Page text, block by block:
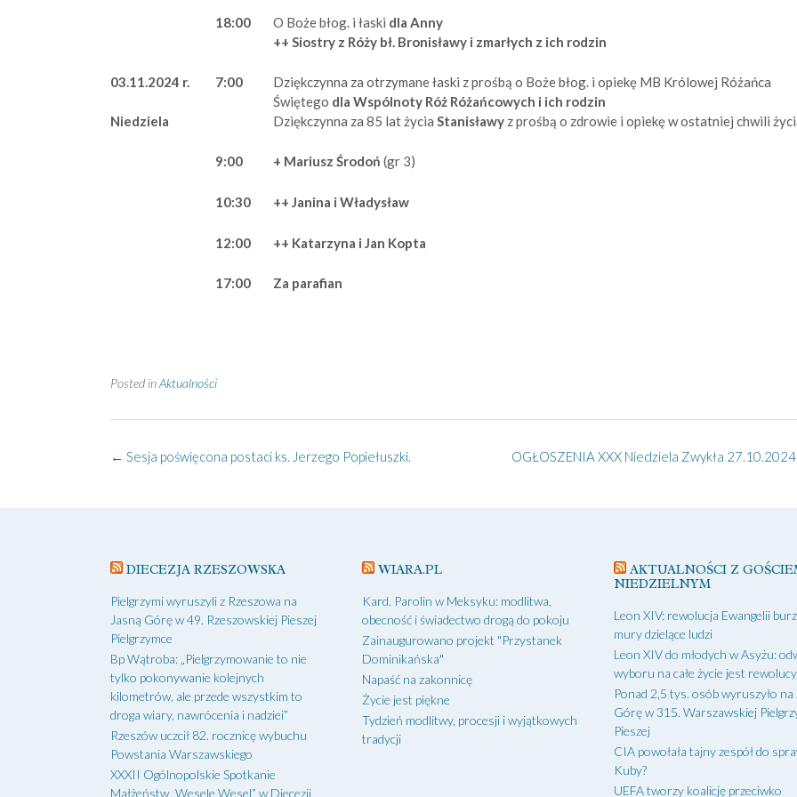
18:00 O Boże błog. i łaski dla Anny
++ Siostry z Róży bł. Bronisławy i zmarłych z ich rodzin
03.11.2024 r.
Niedziela
7:00
Dziękczynna za otrzymane łaski z prośbą o Boże błog. i opiekę MB Królowej Różańca
Świętego dla Wspólnoty Róż Różańcowych i ich rodzin
Dziękczynna za 85 lat życia Stanisławy z prośbą o zdrowie i opiekę w ostatniej chwili
9:00 + Mariusz Środoń (gr 3)
10:30 ++ Janina i Władysław
12:00 ++ Katarzyna i Jan Kopta
17:00 Za parafian
Posted inAktualności
Post
OGŁOSZENIA XXX Niedziela Zwykła
← Sesja poświęcona postaci ks. Jerzego Popiełuszki.
DIECEZJA RZESZOWSKA
Pielgrzymi wyruszyli z Rzeszowa na
Jasną Górę w 49. Rzeszowskiej Pieszej
Pielgrzymce
Bp Wątroba: „Pielgrzymowanie to nie
tylko pokonywanie kolejnych
kilometrów, ale przede wszystkim to
droga wiary, nawrócenia i nadziei”
Rzeszów uczcił 82. rocznicę wybuchu
Powstania Warszawskiego
XXXII Ogólnopolskie Spotkanie
Małżeństw „Wesele Wesel” w Diecezji
WIARA.PL
Kard. Parolin w Meksyku: modlitwa,
obecność i świadectwo drogą do pokoju
Zainaugurowano projekt "Przystanek
Dominikańska"
Napaść na zakonnicę
Życie jest piękne
Tydzień modlitwy, procesji i wyjątkowych
tradycji
AKTUALNOŚCI Z
NIEDZIELNYM
Leon XIV: rewolucja Ewangelii
mury dzielące ludzi
Leon XIV do młodych w Asyżu:
wyboru na całe życie jest
Ponad 2,5 tys. osób wyruszyło na
Górę w 315. Warszawskiej
Pieszej
CIA powołała tajny zespół do
Kuby?
UEFA tworzy koalicję przeciwko